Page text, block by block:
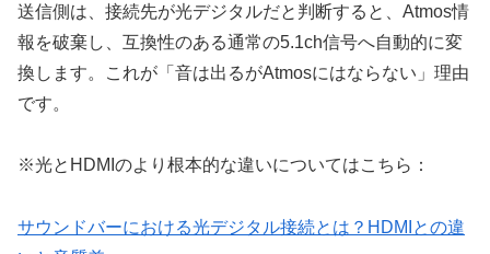
送信側は、接続先が光デジタルだと判断すると、Atmos情
報を破棄し、互換性のある通常の5.1ch信号へ自動的に変
換します。これが「音は出るがAtmosにはならない」理由
です。
※光とHDMIのより根本的な違いについてはこちら：
サウンドバーにおける光デジタル接続とは？HDMIとの違